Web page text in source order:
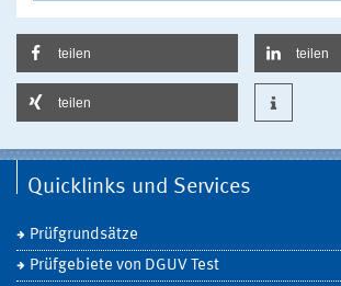
teilen teilen
teilen
Quicklinks und Services
Prüfgrundsätze
Prüfgebiete von DGUV Test